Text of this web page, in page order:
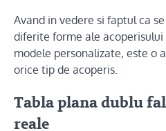
Avand in vedere si faptul ca
diferite forme ale
modele personalizate, este o
orice tip de acoperis.
Tabla plana dublu
reale